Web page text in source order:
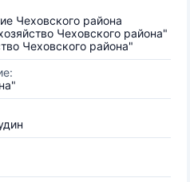
Чеховского района
Чеховского района"
Чеховского района"